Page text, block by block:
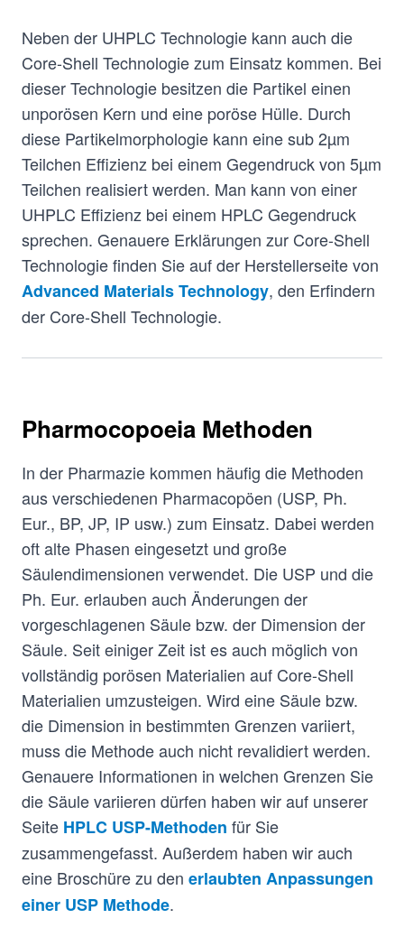
Neben der UHPLC Technologie kann auch die
Core-Shell Technologie zum Einsatz kommen. Bei
dieser Technologie besitzen die Partikel einen
unporösen Kern und eine poröse Hülle. Durch
diese Partikelmorphologie kann eine sub 2µm
Teilchen Effizienz bei einem Gegendruck von 5µm
Teilchen realisiert werden. Man kann von einer
UHPLC Effizienz bei einem HPLC Gegendruck
sprechen. Genauere Erklärungen zur Core-Shell
Technologie finden Sie auf der Herstellerseite von
Advanced Materials Technology, den Erfindern
der Core-Shell Technologie.
Pharmocopoeia Methoden
In der Pharmazie kommen häufig die Methoden
aus verschiedenen Pharmacopöen (USP, Ph.
Eur., BP, JP, IP usw.) zum Einsatz. Dabei werden
oft alte Phasen eingesetzt und große
Säulendimensionen verwendet. Die USP und die
Ph. Eur. erlauben auch Änderungen der
vorgeschlagenen Säule bzw. der Dimension der
Säule. Seit einiger Zeit ist es auch möglich von
vollständig porösen Materialien auf Core-Shell
Materialien umzusteigen. Wird eine Säule bzw.
die Dimension in bestimmten Grenzen variiert,
muss die Methode auch nicht revalidiert werden.
Genauere Informationen in welchen Grenzen Sie
die Säule variieren dürfen haben wir auf unserer
Seite HPLC USP-Methoden für Sie
zusammengefasst. Außerdem haben wir auch
eine Broschüre zu den erlaubten Anpassungen
einer USP Methode.